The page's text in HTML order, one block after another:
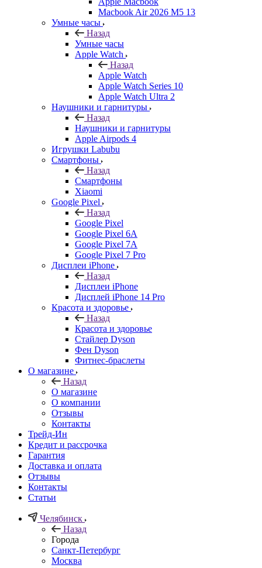
Macbook Air 2026 M5 13
Умные часы
Назад
Умные часы
Apple Watch
Назад
Apple Watch
Apple Watch Series 10
Apple Watch Ultra 2
Наушники и гарнитуры
Назад
Наушники и гарнитуры
Apple Airpods 4
Игрушки Labubu
Смартфоны
Назад
Смартфоны
Xiaomi
Google Pixel
Назад
Google Pixel
Google Pixel 6A
Google Pixel 7А
Google Pixel 7 Pro
Дисплеи iPhone
Назад
Дисплеи iPhone
Дисплей iPhone 14 Pro
Красота и здоровье
Назад
Красота и здоровье
Стайлер Dyson
Фен Dyson
Фитнес-браслеты
О магазине
Назад
О магазине
О компании
Отзывы
Контакты
Трейд-Ин
Кредит и рассрочка
Гарантия
Доставка и оплата
Отзывы
Контакты
Статьи
Челябинск
Назад
Города
Санкт-Петербург
Москва